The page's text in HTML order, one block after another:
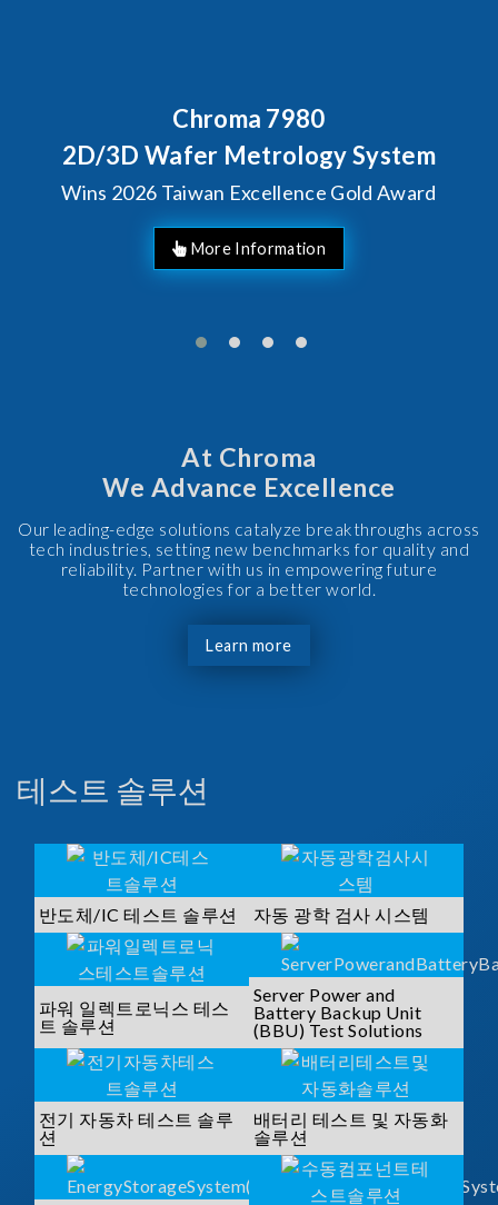
Behind Every Optics Breakthrough
Chroma's Reliability Test
Solutions for SiPh/PIC
Manufacturing
At Chroma
We Advance Excellence
Our leading-edge solutions catalyze breakthroughs across
tech industries, setting new benchmarks for quality and
reliability. Partner with us in empowering future
technologies for a better world.
Learn more
테스트 솔루션
반도체/IC 테스트 솔루션 자동 광학 검사 시스템
파워 일렉트로닉스 테스
트 솔루션
Server Power and
Battery Backup Unit
(BBU) Test Solutions
전기 자동차 테스트 솔루
션
배터리 테스트 및 자동화
솔루션